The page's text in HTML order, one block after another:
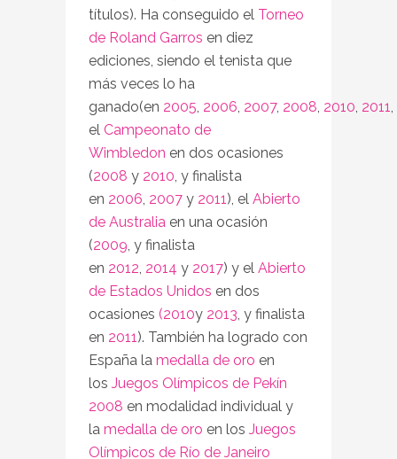
títulos). Ha conseguido el Torneo
de Roland Garros en diez
ediciones, siendo el tenista que
más veces lo ha
ganado(en 2005, 2006, 2007, 2008, 2010, 2011,
el Campeonato de
Wimbledon en dos ocasiones
(2008 y 2010, y finalista
en 2006, 2007 y 2011), el Abierto
de Australia en una ocasión
(2009, y finalista
en 2012, 2014 y 2017) y el Abierto
de Estados Unidos en dos
ocasiones (2010y 2013, y finalista
en 2011). También ha logrado con
España la medalla de oro en
los Juegos Olímpicos de Pekín
2008 en modalidad individual y
la medalla de oro en los Juegos
Olímpicos de Río de Janeiro